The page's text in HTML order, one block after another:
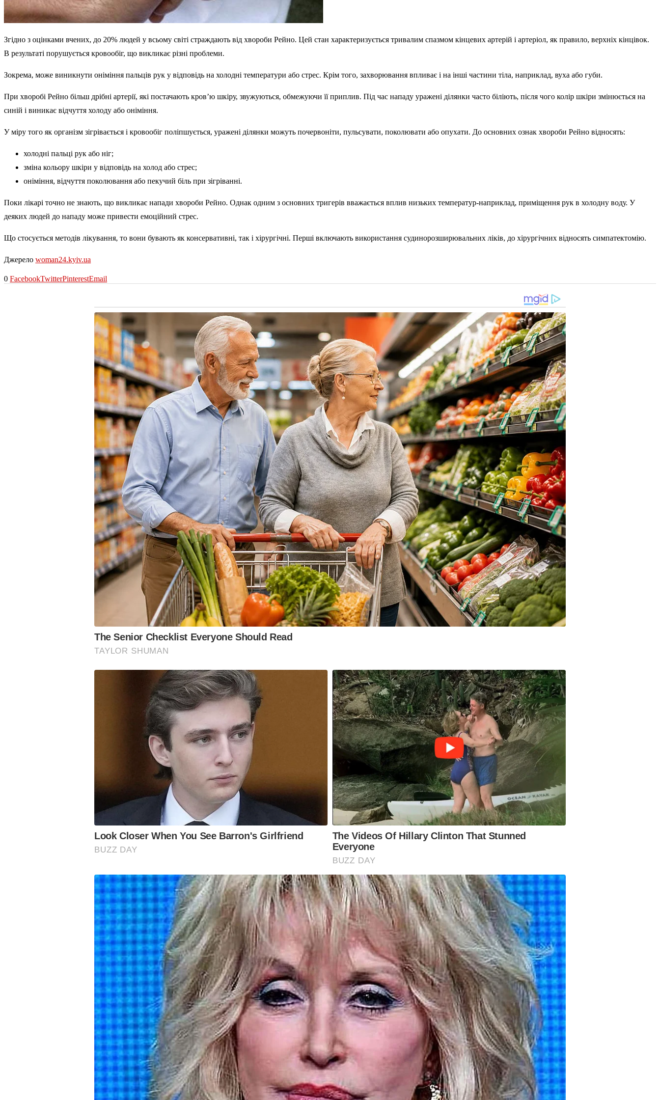
Згідно з оцінками вчених, до 20% людей у всьому світі страждають від хвороби Рейно. Цей стан характеризується тривалим спазмом кінцевих артерій і артеріол, як правило, верхніх кінцівок.
В результаті порушується кровообіг, що викликає різні проблеми.
Зокрема, може виникнути оніміння пальців рук у відповідь на холодні температури або стрес. Крім того, захворювання впливає і на інші частини тіла, наприклад, вуха або губи.
При хворобі Рейно більш дрібні артерії, які постачають кров’ю шкіру, звужуються, обмежуючи її приплив. Під час нападу уражені ділянки часто біліють, після чого колір шкіри змінюється на
синій і виникає відчуття холоду або оніміння.
У міру того як організм зігрівається і кровообіг поліпшується, уражені ділянки можуть почервоніти, пульсувати, поколювати або опухати. До основних ознак хвороби Рейно відносять:
холодні пальці рук або ніг;
зміна кольору шкіри у відповідь на холод або стрес;
оніміння, відчуття поколювання або пекучий біль при зігріванні.
Поки лікарі точно не знають, що викликає напади хвороби Рейно. Однак одним з основних тригерів вважається вплив низьких температур-наприклад, приміщення рук в холодну воду. У
деяких людей до нападу може привести емоційний стрес.
Що стосується методів лікування, то вони бувають як консервативні, так і хірургічні. Перші включають використання судинорозширювальних ліків, до хірургічних відносять симпатектомію.
Джерело woman24.kyiv.ua
0 FacebookTwitterPinterestEmail